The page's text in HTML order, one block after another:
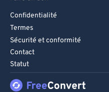
Confidentialité
Termes
Sécurité et conformité
Contact
Statut